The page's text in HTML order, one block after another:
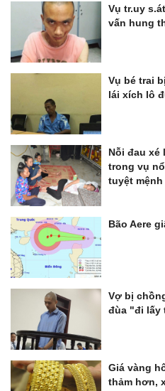
Vụ tr.uy
vấn hung
Vụ bé trai
lái xích lô
Nỗi đau xé
trong vụ
tuyệt mệnh
Bão Aere
Vợ bị
đùa "đi lấy
Giá vàng
thảm hơn,